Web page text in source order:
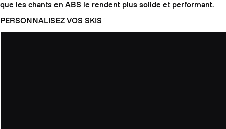
que les chants en ABS le rendent plus solide et performant.
PERSONNALISEZ VOS SKIS